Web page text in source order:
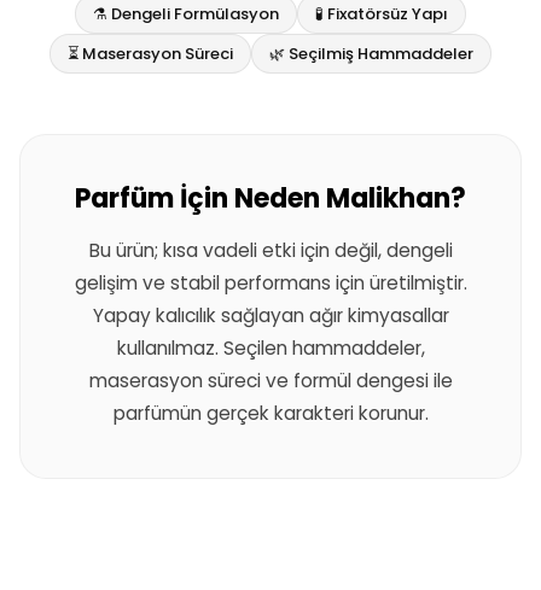
⚗️ Dengeli Formülasyon
🧪 Fixatörsüz Yapı
⏳ Maserasyon Süreci
🌿 Seçilmiş Hammaddeler
Parfüm İçin Neden Malikhan?
Bu ürün; kısa vadeli etki için değil, dengeli
gelişim ve stabil performans için üretilmiştir.
Yapay kalıcılık sağlayan ağır kimyasallar
kullanılmaz. Seçilen hammaddeler,
maserasyon süreci ve formül dengesi ile
parfümün gerçek karakteri korunur.